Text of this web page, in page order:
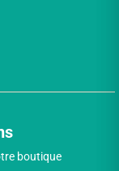
boutique